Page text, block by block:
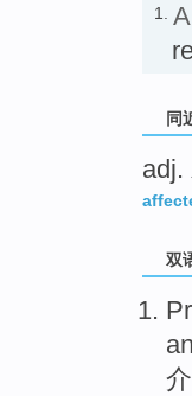
1.
同
adj.
双